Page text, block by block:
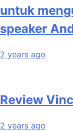
untuk
speaker
2 years ago
Review
2 years ago